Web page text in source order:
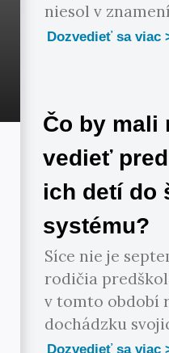
niesol v
Dozvedieť sa viac
Čo by mali
vedieť
ich detí do
systému?
Síce nie je
rodičia
v tomto období
dochádzku
Dozvedieť sa viac